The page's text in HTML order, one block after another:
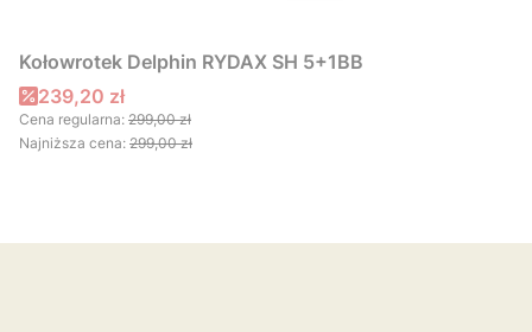
Kołowrotek Delphin RYDAX SH 5+1BB
Cena promocyjna
239,20 zł
Cena regularna: 299,00 zł
Najniższa cena: 299,00 zł